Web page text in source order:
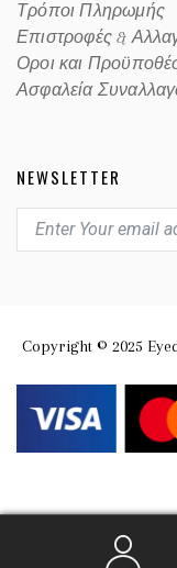
Τρόποι Πληρωμής
Επιστροφές &
Οροι και
Ασφαλεία
NEWSLETTER
Copyright © 2025